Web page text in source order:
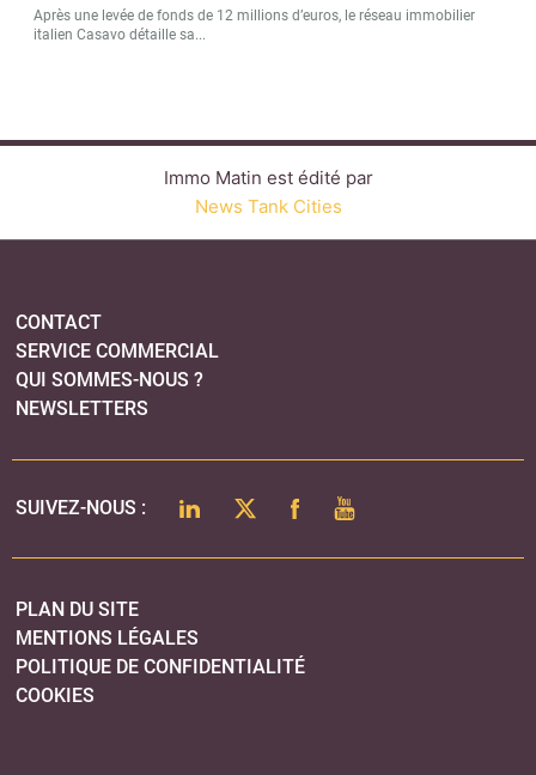
Après une levée de fonds de 12 millions d’euros, le réseau immobilier
italien Casavo détaille sa...
Immo Matin est édité par
News Tank Cities
CONTACT
SERVICE COMMERCIAL
QUI SOMMES-NOUS ?
NEWSLETTERS
SUIVEZ-NOUS : LINKEDINTWITTERFACEBOOK
YOUTUBE
PLAN DU SITE
MENTIONS LÉGALES
POLITIQUE DE CONFIDENTIALITÉ
COOKIES